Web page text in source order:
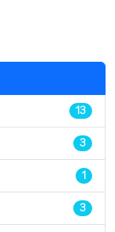
13
3
1
3